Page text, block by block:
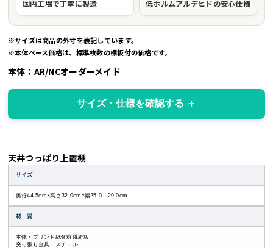
国内工場で丁寧に製造 低ホルムアルデヒドの安心仕様
※サイズは商品の外寸を表記しています。
※本体ベース価格は、標準枚数の棚板付の価格です。
本体：AR/NCオーダーメイド
サイズ・仕様を確認する
天井つっぱり上置棚
サイズ
奥行44.5cm×高さ32.0cm×幅25.0～29.0cm
材 質
本体・プリント紙化粧繊維板
突っ張り金具・スチール